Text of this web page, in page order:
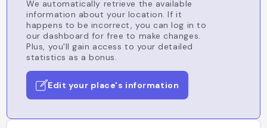
We automatically retrieve the available
information about your location. If it
happens to be incorrect, you can log in to
our dashboard for free to make changes.
Plus, you'll gain access to your detailed
statistics as a bonus.
Edit your place's information